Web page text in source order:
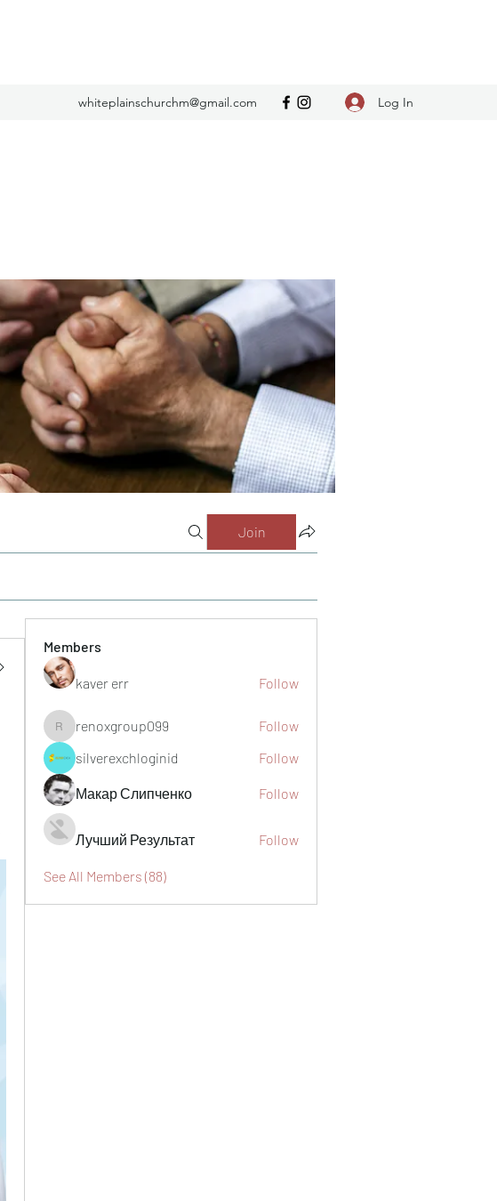
whiteplainschurchm@gmail.com Log In
Join
Members
kaver err Follow
renoxgroup099
renoxgroup099
Follow
silverexchloginid
Follow
Макар Слипченко Follow
Лучший Результат Follow
See All Members (88)